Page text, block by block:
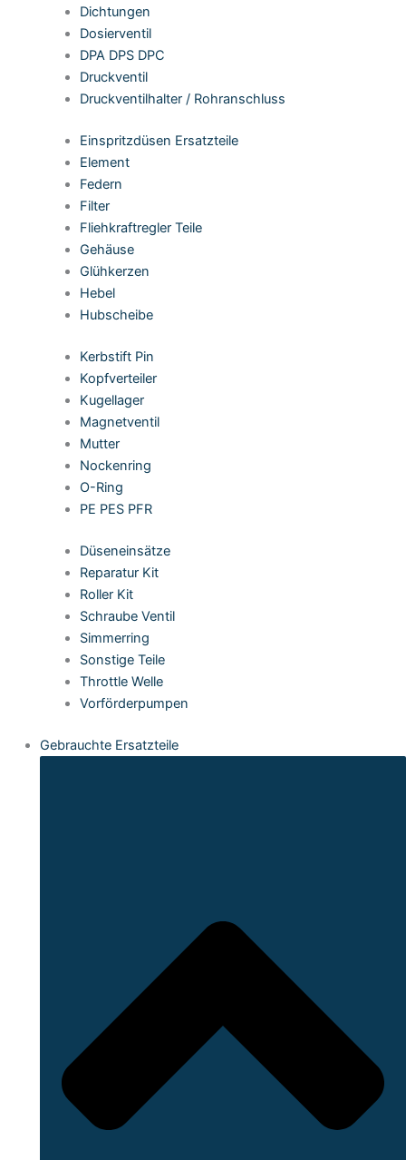
Dichtungen
Dosierventil
DPA DPS DPC
Druckventil
Druckventilhalter / Rohranschluss
Einspritzdüsen Ersatzteile
Element
Federn
Filter
Fliehkraftregler Teile
Gehäuse
Glühkerzen
Hebel
Hubscheibe
Kerbstift Pin
Kopfverteiler
Kugellager
Magnetventil
Mutter
Nockenring
O-Ring
PE PES PFR
Düseneinsätze
Reparatur Kit
Roller Kit
Schraube Ventil
Simmerring
Sonstige Teile
Throttle Welle
Vorförderpumpen
Gebrauchte Ersatzteile